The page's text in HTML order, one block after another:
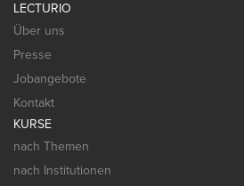
LECTURIO
Über uns
Presse
Jobangebote
Kontakt
KURSE
nach Themen
nach Institutionen